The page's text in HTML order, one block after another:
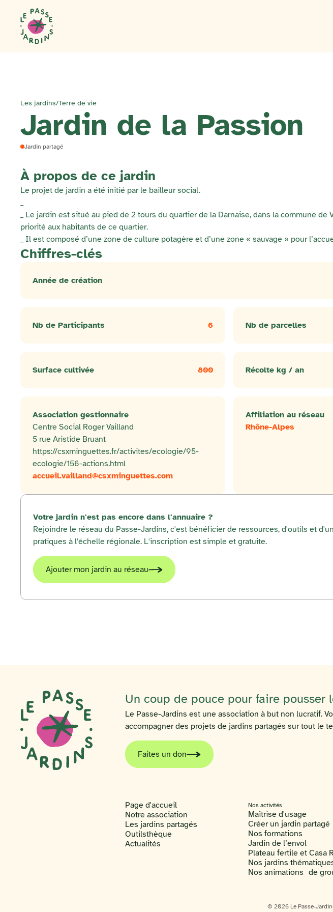
Les jardins/Terre de vie
Jardin de la Passion
Jardin partagé
À propos de ce jardin
Le projet de jardin a été initié par le bailleur social.
_
_ Le jardin est situé au pied de 2 tours du quartier de la Darnaise, dans la commune de
priorité aux habitants de ce quartier.
_ Il est composé d’une zone de culture potagère et d’une zone « sauvage » pour
Chiffres-clés
Année de création
Nb de Participants 6 Nb de parcelles
Surface cultivée 800 Récolte kg / an
Association gestionnaire
Centre Social Roger Vailland
5 rue Aristide Bruant
https://csxminguettes.fr/activites/ecologie/95-
ecologie/156-actions.html
accueil.vailland@csxminguettes.com
Affiliation au réseau
Rhône-Alpes
Votre jardin n'est pas encore dans l'annuaire ?
Rejoindre le réseau du Passe-Jardins, c'est bénéficier de ressources, d'outils et
pratiques à l'échelle régionale. L'inscription est simple et gratuite.
Ajouter mon jardin au réseau
Un coup de pouce pour faire pousser
Le Passe-Jardins est une association à but non lucratif.
accompagner des projets de jardins partagés sur tout le
Faites un don
Page d'accueil
Notre association
Les jardins partagés
Outilsthèque
Actualités
Nos activités
Maîtrise d'usage
Créer un jardin partagé
Nos formations
Jardin de l’envol
Plateau fertile et Casa
Nos jardins
Nos animations de
© 2026 Le Passe-